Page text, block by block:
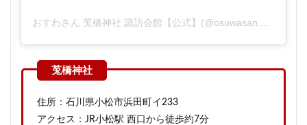
住所：石川県小松市浜田町イ233
アクセス：JR小松駅 西口から徒歩約7分